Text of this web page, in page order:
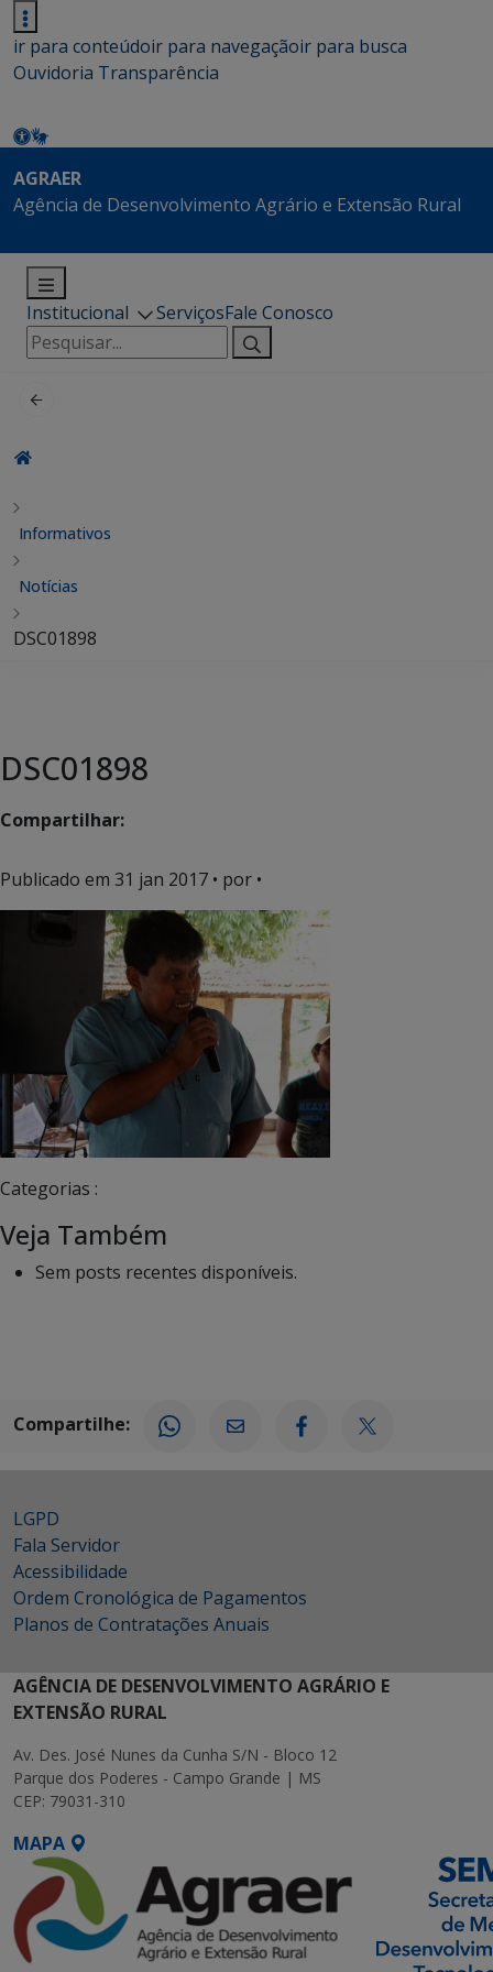
ir para conteúdoir para navegaçãoir para busca
Ouvidoria Transparência
AGRAER
Agência de Desenvolvimento Agrário e Extensão Rural
Institucional ServiçosFale Conosco
Pesquisar
por:
Informativos
Notícias
DSC01898
DSC01898
Compartilhar:
Publicado em 31 jan 2017 • por •
Categorias :
Veja Também
Sem posts recentes disponíveis.
Compartilhe:
LGPD
Fala Servidor
Acessibilidade
Ordem Cronológica de Pagamentos
Planos de Contratações Anuais
AGÊNCIA DE DESENVOLVIMENTO AGRÁRIO E
EXTENSÃO RURAL
Av. Des. José Nunes da Cunha S/N - Bloco 12
Parque dos Poderes - Campo Grande | MS
CEP: 79031-310
MAPA